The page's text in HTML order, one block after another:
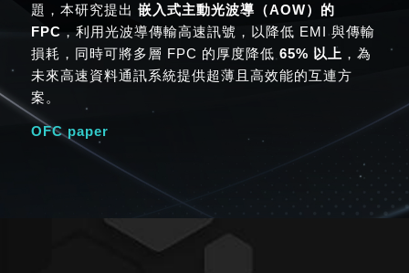
題，本研究提出 嵌入式主動光波導（AOW）的
FPC ，利用光波導傳輸高速訊號，以降低 EMI 與傳輸
損耗，同時可將多層 FPC 的厚度降低 65% 以上 ，為
未來高速資料通訊系統提供超薄且高效能的互連方
案。
OFC paper